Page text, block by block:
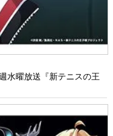
⽔曜放送『新テニスの王